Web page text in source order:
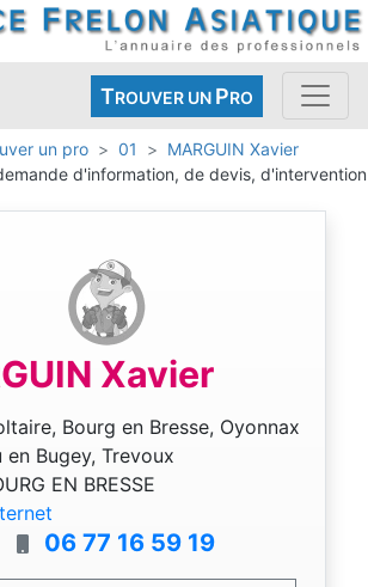
TROUVER UN PRO
un pro 01
MARGUIN Xavier
d'information, de devis, d'intervention
Xavier
Bourg en Bresse, Oyonnax
en Bugey, Trevoux
EN BRESSE
06 77 16 59 19